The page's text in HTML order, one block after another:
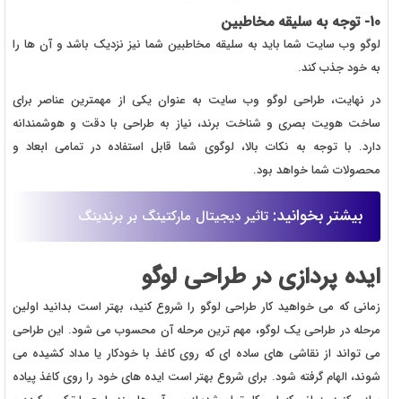
10- توجه به سلیقه مخاطبین
لوگو وب سایت شما باید به سلیقه مخاطبین شما نیز نزدیک باشد و آن ها را
به خود جذب کند.
در نهایت، طراحی لوگو وب سایت به عنوان یکی از مهمترین عناصر برای
ساخت هویت بصری و شناخت برند، نیاز به طراحی با دقت و هوشمندانه
دارد. با توجه به نکات بالا، لوگوی شما قابل استفاده در تمامی ابعاد و
محصولات شما خواهد بود.
بیشتر بخوانید: تاثیر دیجیتال مارکتینگ بر برندینگ
ایده پردازی در طراحی لوگو
زمانی که می خواهید کار طراحی لوگو را شروع کنید، بهتر است بدانید اولین
مرحله در طراحی یک لوگو، مهم ترین مرحله آن محسوب می شود. این طراحی
می تواند از نقاشی های ساده ای که روی کاغذ با خودکار یا مداد کشیده می
شوند، الهام گرفته شود. برای شروع بهتر است ایده های خود را روی کاغذ پیاده